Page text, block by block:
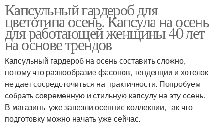
Капсульный гардероб для
цветотипа осень. Капсула на осень
для работающей женщины 40 лет
на основе трендов
Капсульный гардероб на осень составить сложно,
потому что разнообразие фасонов, тенденции и хотелок
не дает сосредоточиться на практичности. Попробуем
собрать современную и стильную капсулу на эту осень.
В магазины уже завезли осенние коллекции, так что
подготовку можно начать уже сейчас.